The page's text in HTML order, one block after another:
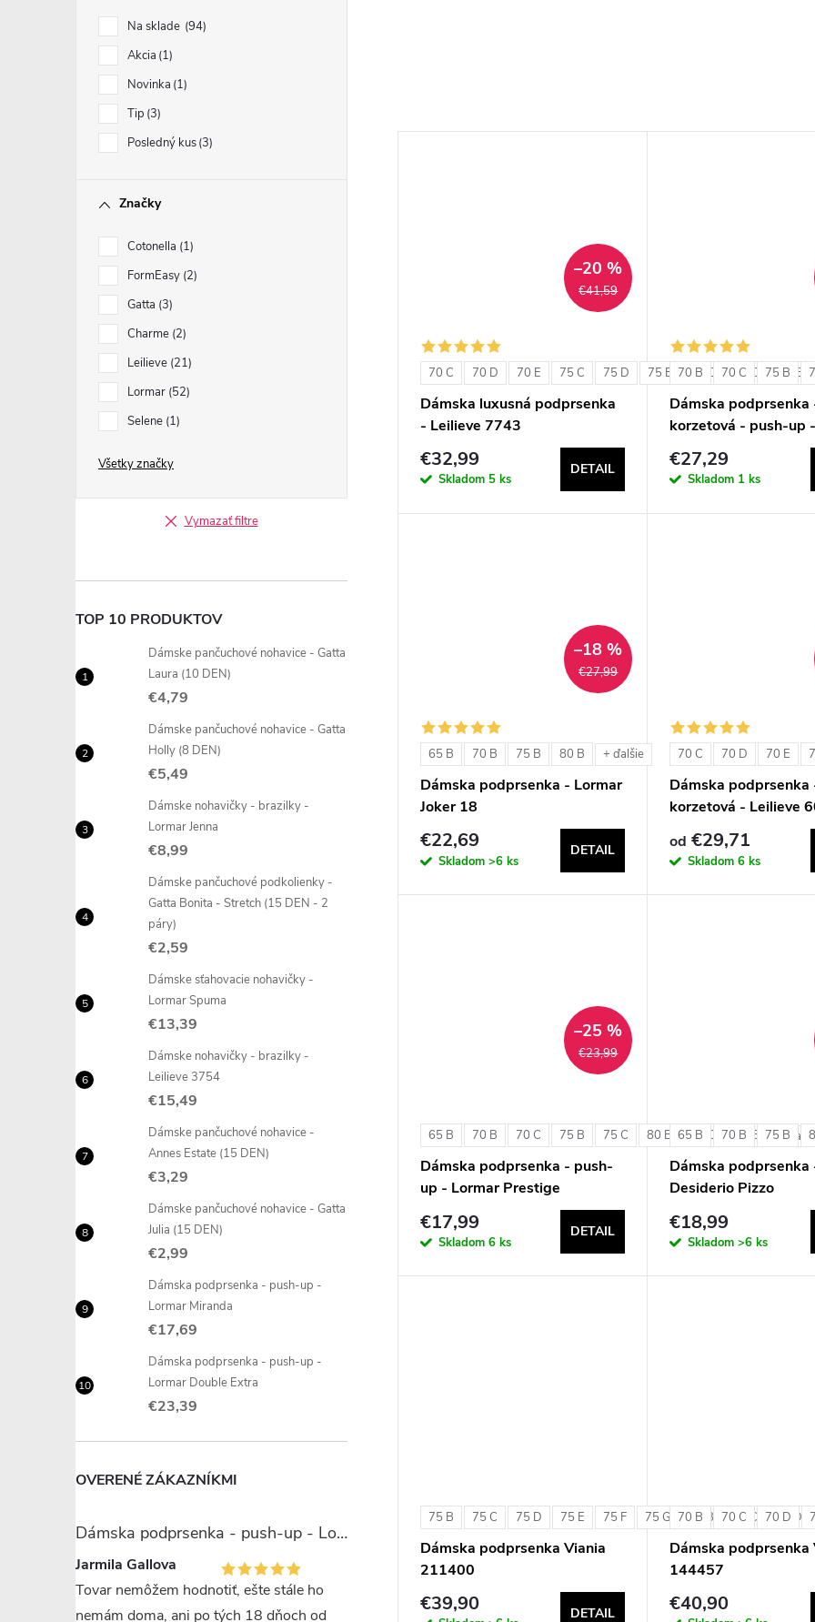
Na sklade 94
Akcia 1
Novinka 1
Tip 3
Posledný kus 3
Značky
Cotonella 1
FormEasy 2
Gatta 3
Charme 2
Leilieve 21
Lormar 52
Selene 1
Všetky značky
Vymazať filtre
TOP 10 PRODUKTOV
Dámske pančuchové nohavice - Gatta
Laura (10 DEN)
€4,79
Dámske pančuchové nohavice - Gatta
Holly (8 DEN)
€5,49
Dámske nohavičky - brazilky -
Lormar Jenna
€8,99
Dámske pančuchové podkolienky -
Gatta Bonita - Stretch (15 DEN - 2
páry)
€2,59
Dámske sťahovacie nohavičky -
Lormar Spuma
€13,39
Dámske nohavičky - brazilky -
Leilieve 3754
€15,49
Dámske pančuchové nohavice -
Annes Estate (15 DEN)
€3,29
Dámske pančuchové nohavice - Gatta
Julia (15 DEN)
€2,99
Dámska podprsenka - push-up -
Lormar Miranda
€17,69
Dámska podprsenka - push-up -
Lormar Double Extra
€23,39
OVERENÉ ZÁKAZNÍKMI
Dámska podprsenka - push-up - Lormar Miranda
Jarmila Gallova
Tovar nemôžem hodnotiť, ešte stále ho
nemám doma, ani po tých 18 dňoch od
€41,59
–20 %
70 C 70 D 70 E 75 C 75 D 75 E 80 C 80 D 80 E
Dámska luxusná podprsenka
- Leilieve 7743
€32,99
Skladom 5 ks
DETAIL
70 B 70 C 75 B
Dámska podprsenka
korzetová - push-up
1580
€27,29
Skladom 1 ks
€27,99
–18 %
65 B 70 B 75 B 80 B + ďalšie
Dámska podprsenka - Lormar
Joker 18
€22,69
Skladom >6 ks
DETAIL
70 C 70 D 70 E
Dámska podprsenka
korzetová - Leilieve
od €29,71
Skladom6 ks
€23,99
–25 %
65 B 70 B 70 C 75 B 75 C 80 B 80 C 85 B +
Dámska podprsenka - push-
up - Lormar Prestige
€17,99
Skladom 6 ks
DETAIL
65 B 70 B 75 B
Dámska podprsenka
Desiderio Pizzo
€18,99
Skladom>6 ks
75 B 75 C 75 D 75 E 75 F 75 G 80 B 80 C 80 D
Dámska podprsenka Viania
211400
€39,90 DETAIL
70 B 70 C 70 D
Dámska podprsenka
144457
€40,90